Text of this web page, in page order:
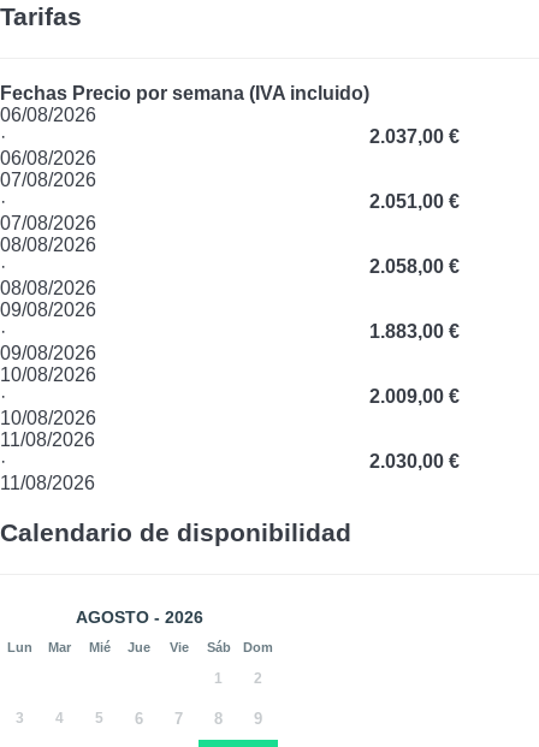
Tarifas
Fechas Precio por semana (IVA incluido)
06/08/2026
·
06/08/2026
2.037,00 €
07/08/2026
·
07/08/2026
2.051,00 €
08/08/2026
·
08/08/2026
2.058,00 €
09/08/2026
·
09/08/2026
1.883,00 €
10/08/2026
·
10/08/2026
2.009,00 €
11/08/2026
·
11/08/2026
2.030,00 €
Calendario de disponibilidad
AGOSTO - 2026
Lun Mar Mié Jue Vie Sáb Dom
1 2
3 4 5 6 7 8 9